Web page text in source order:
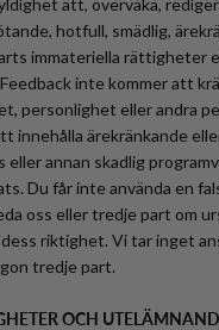
att, övervaka,
hotfull, smädlig,
immateriella rättigheter
inte kommer att
personlighet eller andra
innehålla ärekränkande
eller annan skadlig
Du får inte använda en
oss eller tredje part om
riktighet. Vi tar inget
tredje part.
OCH